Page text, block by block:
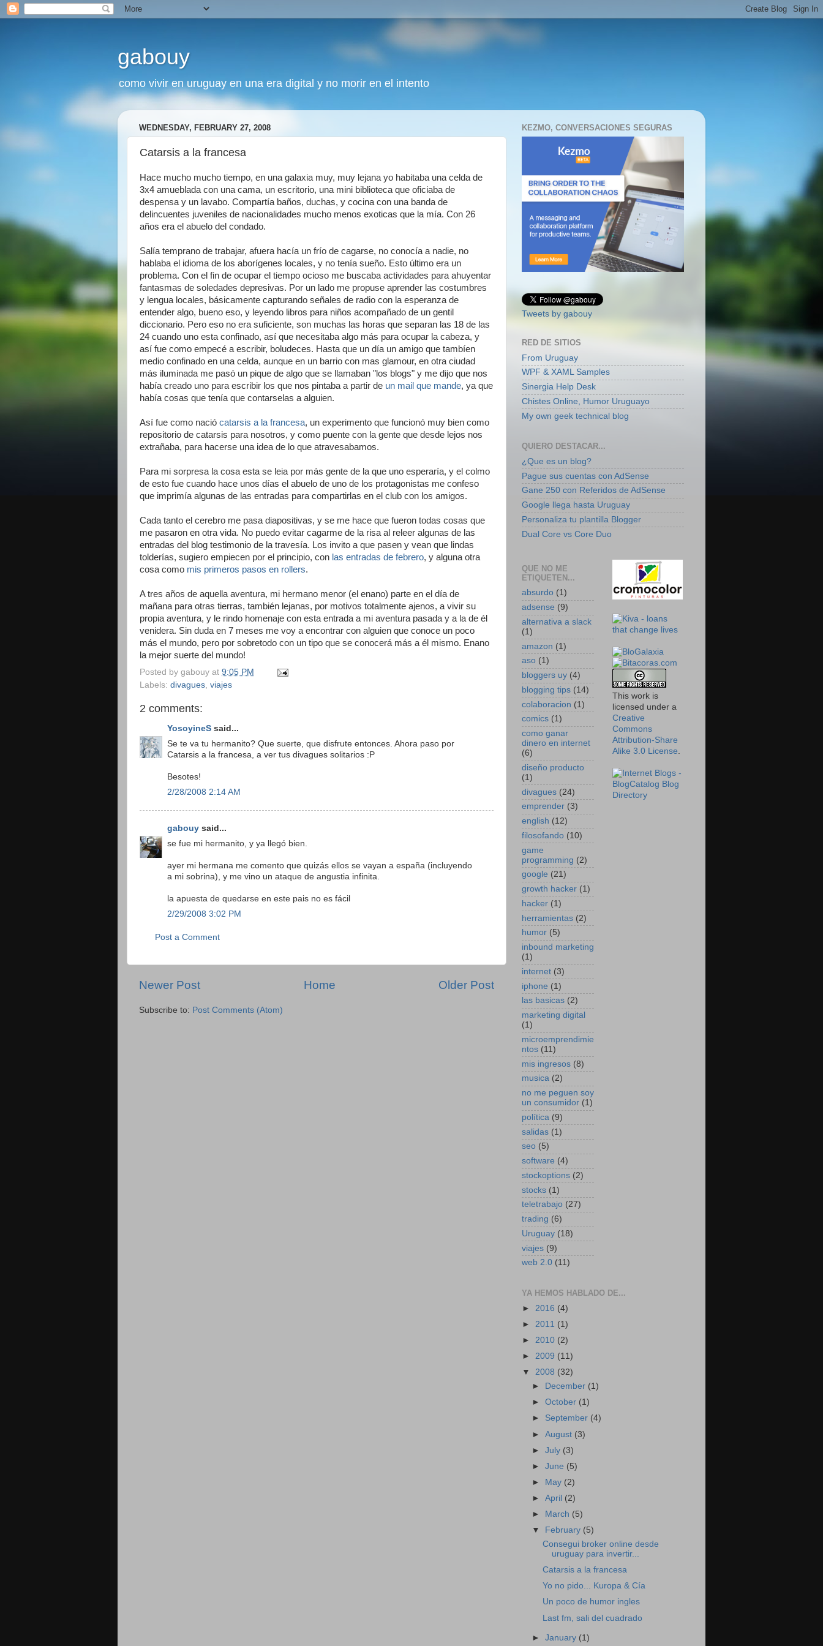
gabouy
como vivir en uruguay en una era digital y no morir en el intento
WEDNESDAY, FEBRUARY 27, 2008
Catarsis a la francesa
Hace mucho mucho tiempo, en una galaxia muy, muy lejana yo habitaba una celda de
3x4 amueblada con una cama, un escritorio, una mini biblioteca que oficiaba de
despensa y un lavabo. Compartía baños, duchas, y cocina con una banda de
delincuentes juveniles de nacionalidades mucho menos exoticas que la mía. Con 26
años era el abuelo del condado.
Salía temprano de trabajar, afuera hacía un frío de cagarse, no conocía a nadie, no
hablaba el idioma de los aborígenes locales, y no tenía sueño. Esto último era un
problema. Con el fin de ocupar el tiempo ocioso me buscaba actividades para ahuyentar
fantasmas de soledades depresivas. Por un lado me propuse aprender las costumbres
y lengua locales, básicamente capturando señales de radio con la esperanza de
entender algo, bueno eso, y leyendo libros para niños acompañado de un gentil
diccionario. Pero eso no era suficiente, son muchas las horas que separan las 18 de las
24 cuando uno esta confinado, así que necesitaba algo más para ocupar la cabeza, y
así fue como empecé a escribir, boludeces. Hasta que un día un amigo que tambíen
medio confinado en una celda, aunque en un barrio con mas glamour, en otra ciudad
más iluminada me pasó un pique de algo que se llamaban "los blogs" y me dijo que nos
había creado uno para escribir los que nos pintaba a partir de un mail que mande, ya que
había cosas que tenía que contarselas a alguien.
Así fue como nació catarsis a la francesa, un experimento que funcionó muy bien como
repositorio de catarsis para nosotros, y como puente con la gente que desde lejos nos
extrañaba, para hacerse una idea de lo que atravesabamos.
Para mi sorpresa la cosa esta se leia por más gente de la que uno esperaría, y el colmo
de esto fue cuando hace unos días el abuelo de uno de los protagonistas me confeso
que imprimía algunas de las entradas para compartirlas en el club con los amigos.
Cada tanto el cerebro me pasa diapositivas, y se me hace que fueron todas cosas que
me pasaron en otra vida. No puedo evitar cagarme de la risa al releer algunas de las
entradas del blog testimonio de la travesía. Los invito a que pasen y vean que lindas
tolderías, sugiero empiecen por el principio, con las entradas de febrero, y alguna otra
cosa como mis primeros pasos en rollers.
A tres años de aquella aventura, mi hermano menor (el enano) parte en el día de
mañana para otras tierras, también lejanas, por motivos totalmente ajenos, a vivir su
propia aventura, y le rindo homenaje con esta entrada a mi aventura pasada y a la de él
venidera. Sin duda en 7 meses me voy a encontrar con alguien que conoce un poco
más el mundo, pero por sobretodo con un tipo que se conocerá más a él mismo. Enano
la mejor suerte del mundo!
Posted by gabouy at 9:05 PM
Labels: divagues viajes
2 comments:
YosoyineS said...
Se te va tu hermanito? Que suerte, que disfrute entonces. Ahora paso por
Catarsis a la francesa, a ver tus divagues solitarios :P
Besotes!
2/28/2008 2:14 AM
gabouy said...
se fue mi hermanito, y ya llegó bien.
ayer mi hermana me comento que quizás ellos se vayan a españa (incluyendo
a mi sobrina), y me vino un ataque de angustia infinita.
la apuesta de quedarse en este pais no es fácil
2/29/2008 3:02 PM
Post a Comment
Newer Post Older Post
Home
Subscribe to: Post Comments (Atom)
KEZMO, CONVERSACIONES SEGURAS
Tweets by gabouy
RED DE SITIOS
From Uruguay
WPF & XAML Samples
Sinergia Help Desk
Chistes Online, Humor Uruguayo
My own geek technical blog
QUIERO DESTACAR...
¿Que es un blog?
Pague sus cuentas con AdSense
Gane 250 con Referidos de AdSense
Google llega hasta Uruguay
Personaliza tu plantilla Blogger
Dual Core vs Core Duo
QUE NO ME
ETIQUETEN...
absurdo (1)
adsense (9)
alternativa a slack
(1)
amazon (1)
aso (1)
bloggers uy (4)
blogging tips (14)
colaboracion (1)
comics (1)
como ganar
dinero en internet
(6)
diseño producto
(1)
divagues (24)
emprender (3)
english (12)
filosofando (10)
game
programming (2)
google (21)
growth hacker (1)
hacker (1)
herramientas (2)
humor (5)
inbound marketing
(1)
internet (3)
iphone (1)
las basicas (2)
marketing digital
(1)
microemprendimie
ntos (11)
mis ingresos (8)
musica (2)
no me peguen soy
un consumidor (1)
política (9)
salidas (1)
seo (5)
software (4)
stockoptions (2)
stocks (1)
teletrabajo (27)
trading (6)
Uruguay (18)
viajes (9)
web 2.0 (11)
This work is
licensed under a
Creative
Commons
Attribution-Share
Alike 3.0 License.
YA HEMOS HABLADO DE...
► 2016 (4)
► 2011 (1)
► 2010 (2)
► 2009 (11)
▼ 2008 (32)
►
December (1)
►October (1)
► September (4)
►August (3)
►July (3)
►June (5)
►
May (2)
►April (2)
►
March (5)
▼
February (5)
Consegui broker online desde
uruguay para invertir...
Catarsis a la francesa
Yo no pido... Kuropa & Cía
Un poco de humor ingles
Last fm, sali del cuadrado
►January (1)